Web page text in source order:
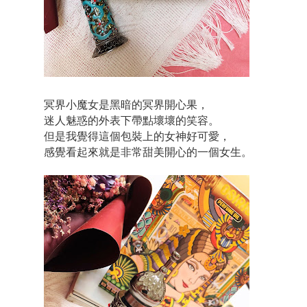
冥界小魔女是黑暗的冥界開心果，
迷人魅惑的外表下帶點壞壞的笑容。
但是我覺得這個包裝上的女神好可愛，
感覺看起來就是非常甜美開心的一個女生。